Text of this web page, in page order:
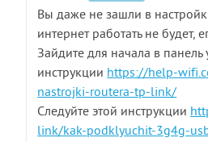
Вы даже не зашли в
интернет работать не будет,
Зайдите для начала в панель
инструкцииhttps://help-
nastrojki-routera-tp-link/
Следуйте этой инструкции
link/kak-podklyuchit-3g4g-